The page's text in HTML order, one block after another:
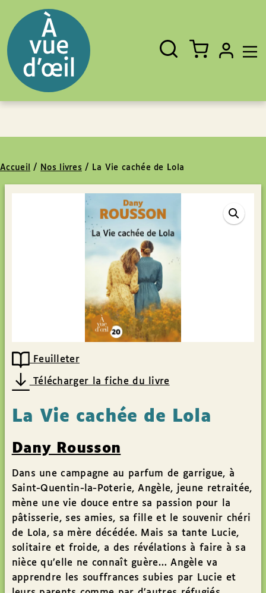
Fermer
Rechercher
un
livre,
un
auteur,
un
EAN
Accueil / Nos livres / La Vie cachée de Lola
Feuilleter
Télécharger la fiche du livre
La Vie cachée de Lola
Dany Rousson
Dans une campagne au parfum de garrigue, à
Saint-Quentin-la-Poterie, Angèle, jeune retraitée,
mène une vie douce entre sa passion pour la
pâtisserie, ses amies, sa fille et le souvenir chéri
de Lola, sa mère décédée. Mais sa tante Lucie,
solitaire et froide, a des révélations à faire à sa
nièce qu’elle ne connaît guère… Angèle va
apprendre les souffrances subies par Lucie et